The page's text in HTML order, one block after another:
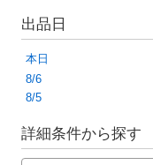
出品日
本日
8/6
8/5
詳細条件から探す